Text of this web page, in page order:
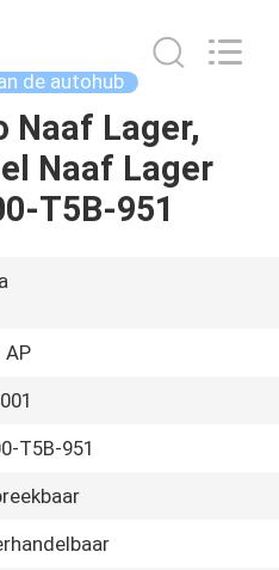
de autohub
Naaf Lager,
Naaf Lager
T5B-951
AP
T5B-951